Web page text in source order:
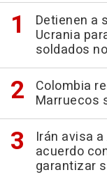
Detienen a
Ucrania
soldados
Colombia
Marruecos
Irán avisa
acuerdo
garantizar